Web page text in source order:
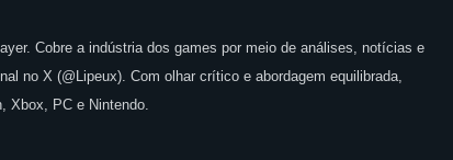
Cobre a indústria dos games por meio de análises, notícias e
no X (@Lipeux). Com olhar crítico e abordagem equilibrada,
Xbox, PC e Nintendo.